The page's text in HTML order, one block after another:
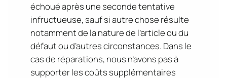
échoué après une seconde tentative
infructueuse, sauf si autre chose résulte
notamment de la nature de l’article ou du
défaut ou d’autres circonstances. Dans le
cas de réparations, nous n’avons pas à
supporter les coûts supplémentaires